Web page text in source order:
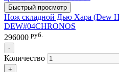
Быстрый просмотр
Нож складной Дью Хара (Dew
DEW#04CHRONOS
296000 руб.
-
Количество
+